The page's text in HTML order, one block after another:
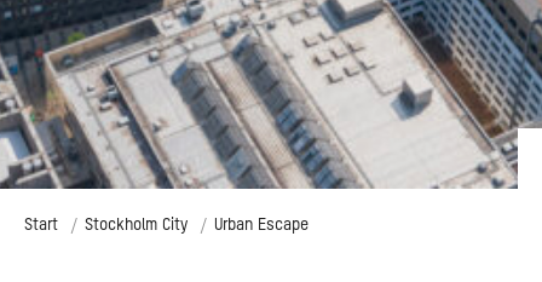
Start Stockholm City Urban Escape